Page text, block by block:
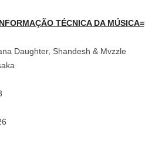
TÉCNICA DA MÚSICA=
Daughter, Shandesh & Mvzzle